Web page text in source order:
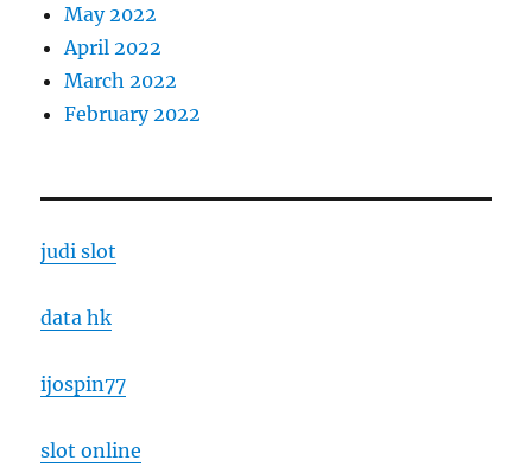
May 2022
April 2022
March 2022
February 2022
judi slot
data hk
ijospin77
slot online